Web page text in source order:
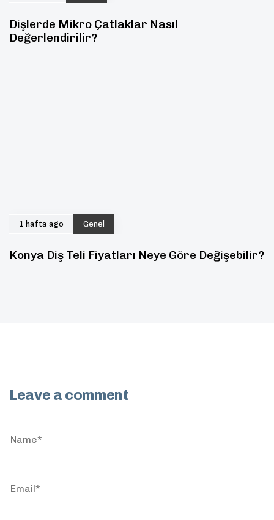
Dişlerde Mikro Çatlaklar Nasıl
Değerlendirilir?
1 hafta ago Genel
Konya Diş Teli Fiyatları Neye Göre Değişebilir?
Leave a comment